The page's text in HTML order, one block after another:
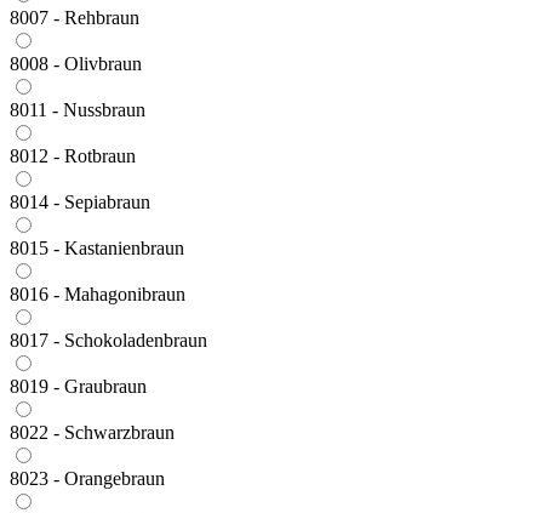
8007 - Rehbraun
8008 - Olivbraun
8011 - Nussbraun
8012 - Rotbraun
8014 - Sepiabraun
8015 - Kastanienbraun
8016 - Mahagonibraun
8017 - Schokoladenbraun
8019 - Graubraun
8022 - Schwarzbraun
8023 - Orangebraun